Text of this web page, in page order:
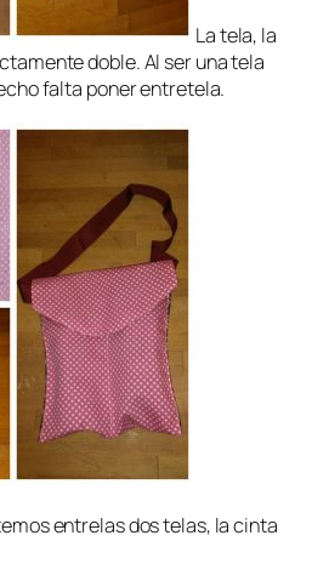
La tela, la
doble. Al ser una tela
falta poner entretela.
entrelas dos telas, la cinta